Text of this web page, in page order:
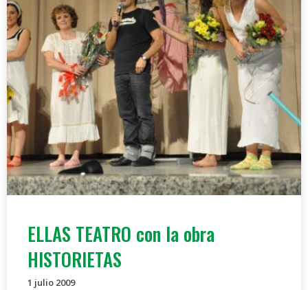
ELLAS TEATRO con la obra
HISTORIETAS
1 julio 2009